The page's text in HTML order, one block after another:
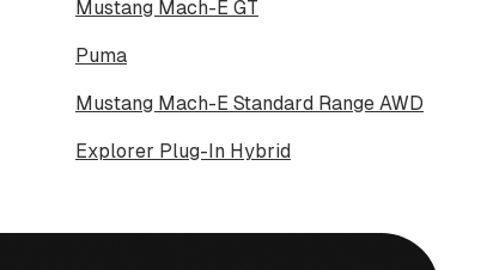
Mustang Mach-E GT
Puma
Mustang Mach-E Standard Range AWD
Explorer Plug-In Hybrid